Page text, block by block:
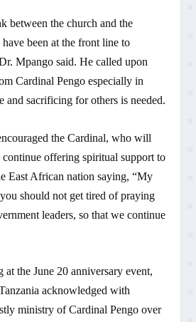
between the church and the
been at the front line to
Mpango said. He called upon
Cardinal Pengo especially in
and sacrificing for others is needed.
the Cardinal, who will
offering spiritual support to
East African nation saying, “My
should not get tired of praying
leaders, so that we continue
at the June 20 anniversary event,
acknowledged with
ministry of Cardinal Pengo over